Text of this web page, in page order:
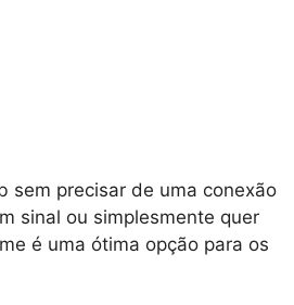
sem precisar de uma conexão
sinal ou simplesmente quer
é uma ótima opção para os